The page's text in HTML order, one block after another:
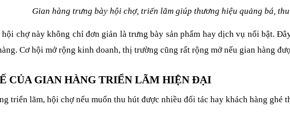
Gian hàng trưng bày hội chợ, triển lãm giúp thương hiệu quảng bá,
chợ này không chỉ đơn giản là trưng bày sản phẩm hay dịch vụ nổi bật.
Cơ hội mở rộng kinh doanh, thị trường cũng rất rộng mở nếu gian hàng
CỦA GIAN HÀNG TRIỂN LÃM HIỆN ĐẠI
triển lãm, hội chợ nếu muốn thu hút được nhiều đối tác hay khách hàng ghé